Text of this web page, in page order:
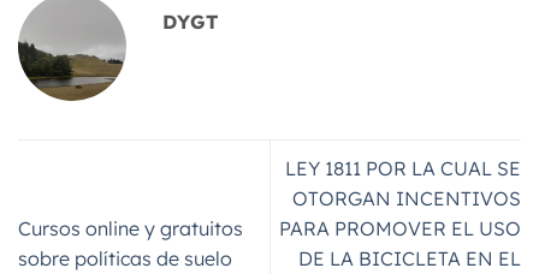
DYGT
Cursos online y gratuitos
sobre políticas de suelo
LEY 1811 POR LA CUAL SE
OTORGAN INCENTIVOS
PARA PROMOVER EL USO
DE LA BICICLETA EN EL